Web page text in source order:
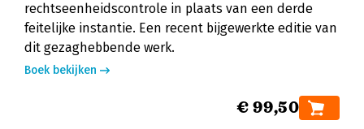
rechtseenheidscontrole in plaats van een derde
feitelijke instantie. Een recent bijgewerkte editie van
dit gezaghebbende werk.
Boek bekijken
€ 99,50